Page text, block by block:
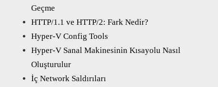
Geçme
HTTP/1.1 ve HTTP/2: Fark Nedir?
Hyper-V Config Tools
Hyper-V Sanal Makinesinin Kısayolu Nasıl
Oluşturulur
İç Network Saldırıları